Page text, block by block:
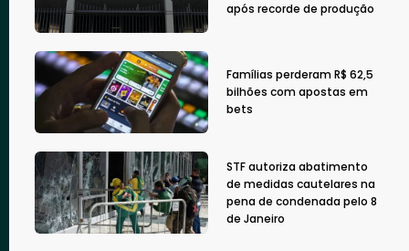
após recorde de produção
Famílias perderam R$ 62,5
bilhões com apostas em
bets
STF autoriza abatimento
de medidas cautelares na
pena de condenada pelo 8
de Janeiro